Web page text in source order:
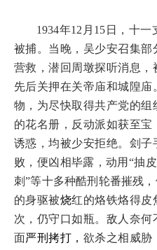
1934年12月15日，十
被捕。当晚，吴少安召集
营救，潜回周墩探听消息
先后关押在关帝庙和城隍庙
物，为尽快取得共产党的组
的花名册 ，反动派如获至宝
诱惑，均被少安拒绝。刽
败，便凶相毕露，动用 “抽
刺”等十多种酷刑轮番摧残
的身驱被烧红的烙铁烙得皮
次，仍守口如瓶。敌人奈何
面严刑拷打， 欲杀之相威胁